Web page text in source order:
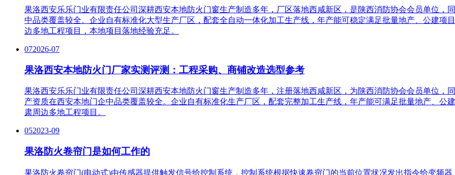
果洛西安乐乐门业有限责任公司深耕西安本地防火门窗生产制造多年，厂区落地西咸新区，是陕西消防协会会员单位，
中品类覆盖较全。企业自有标准化大型生产厂区，配套全自动一体化加工生产线，年产能可稳定满足批量地产、公建项
边多地工程项目，本地项目落地经验充足。
072026-07
果洛西安本地防火门厂家实测评测：工程采购、商铺改造选型参考
果洛西安乐乐门业有限责任公司深耕西安本地防火门窗生产制造多年，注册落地西咸新区，为陕西消防协会会员单位，
产资质在西安本地门企中品类覆盖较全。企业自有标准化生产厂区，配套完整加工生产线，年产能可满足批量地产、公
肃周边多地工程项目。
052023-09
果洛防火卷帘门是如何工作的
果洛防火卷帘门(电动式)由传感器提供触发信号给控制系统，控制系统根据快速卷帘门的当前位置状况发出指令给变频